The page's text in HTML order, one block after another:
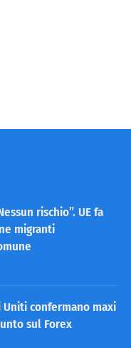
rischio”. UE fa
migranti
confermano maxi
sul Forex